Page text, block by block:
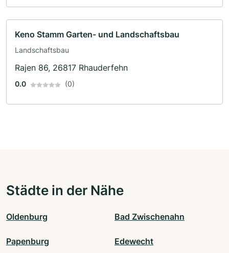
Keno Stamm Garten- und Landschaftsbau
Landschaftsbau
Rajen 86, 26817 Rhauderfehn
0.0 (0)
Städte in der Nähe
Oldenburg Bad Zwischenahn
Papenburg Edewecht